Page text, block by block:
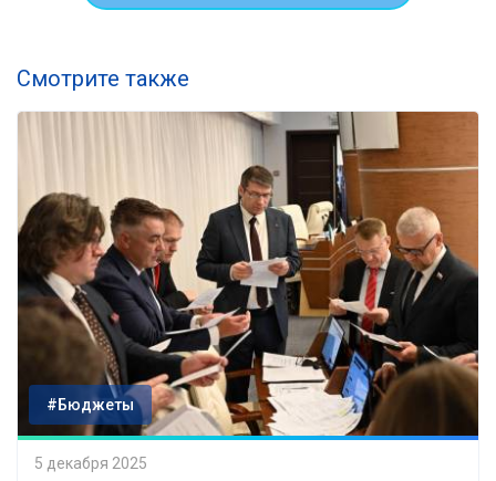
Смотрите также
#Бюджеты
5 декабря 2025